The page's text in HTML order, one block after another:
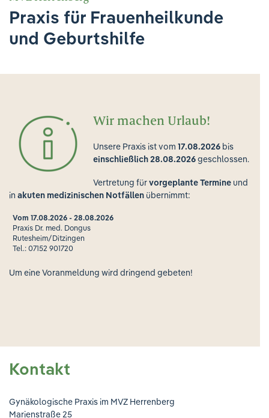
Praxis für Frauenheilkunde
und Geburtshilfe
Wir machen Urlaub!
Unsere Praxis ist vom 17.08.2026 bis
einschließlich 28.08.2026geschlossen.
Vertretung fürvorgeplante Termine und
in akuten medizinischen Notfällen übernimmt:
Vom 17.08.2026 - 28.08.2026
Praxis Dr. med. Dongus
Rutesheim/Ditzingen
Tel.: 07152 901720
Um eine Voranmeldung wird dringend gebeten!
Kontakt
Gynäkologische Praxis im MVZ Herrenberg
Marienstraße 25